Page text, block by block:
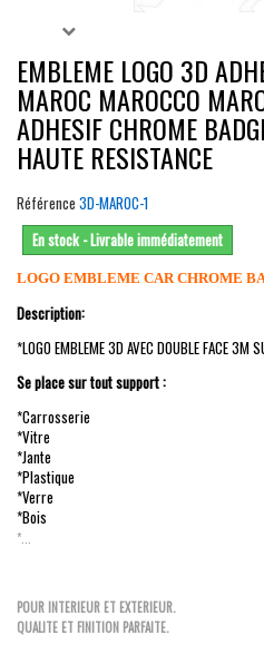
EMBLEME LOGO 3D
MAROC MAROCCO
ADHESIF CHROME
HAUTE RESISTANCE
Référence 3D-MAROC-1
En stock - Livrable immédiatement
LOGO EMBLEME CAR CHROME
Description:
*LOGO EMBLEME 3D AVEC DOUBLE FACE 3M
Se place sur tout support :
*Carrosserie
*Vitre
*Jante
*Plastique
*Verre
*Bois
*...
POUR INTERIEUR ET EXTERIEUR.
QUALITE ET FINITION PARFAITE.